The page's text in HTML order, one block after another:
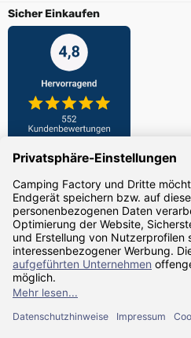
Sicher Einkaufen
Zahlarten
Versandarten